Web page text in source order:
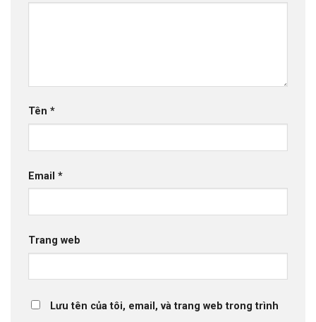
Tên *
Email *
Trang web
Lưu tên của tôi, email, và trang web trong trình